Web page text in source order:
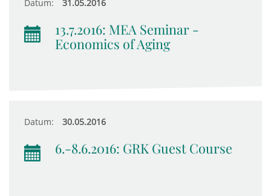
Datum: 31.05.2016
13.7.2016: MEA Seminar -
Economics of Aging
Datum: 30.05.2016
6.-8.6.2016: GRK Guest Course